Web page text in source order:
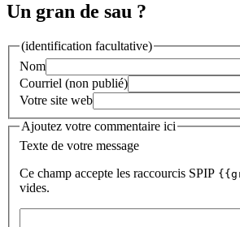
Un gran de sau ?
(identification facultative)
Nom
Courriel (non publié)
Votre site web
Ajoutez votre commentaire ici
Texte de votre message
Ce champ accepte les raccourcis SPIP
vides.